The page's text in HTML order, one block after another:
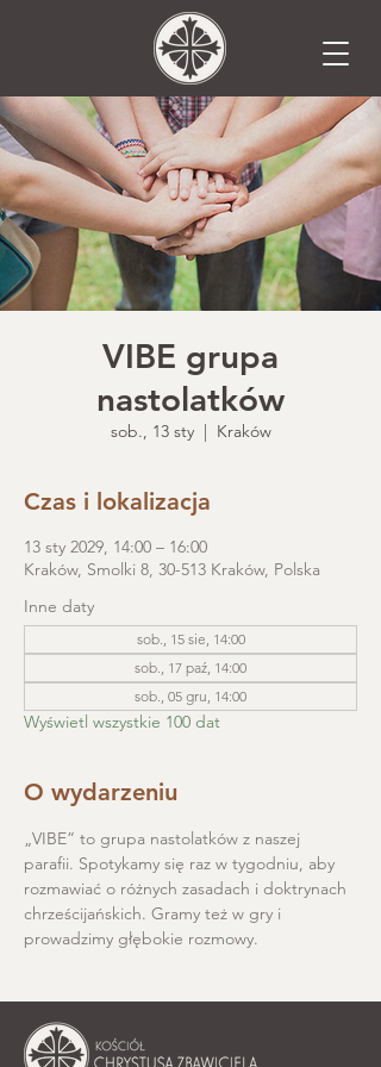
VIBE grupa
nastolatków
sob., 13 sty
  |
Kraków
Czas i lokalizacja
13 sty 2029, 14:00 – 16:00
Kraków, Smolki 8, 30-513 Kraków, Polska
Inne daty
sob., 15 sie, 14:00
sob., 17 paź, 14:00
sob., 05 gru, 14:00
Wyświetl wszystkie 100 dat
O wydarzeniu
„VIBE” to grupa nastolatków z naszej
parafii. Spotykamy się raz w tygodniu, aby
rozmawiać o różnych zasadach i doktrynach
chrześcijańskich. Gramy też w gry i
prowadzimy głębokie rozmowy.